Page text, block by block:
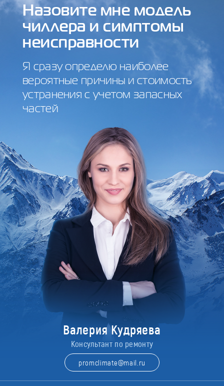
Назовите мне модель
чиллера и симптомы
неисправности
Я сразу определю наиболее
вероятные причины и стоимость
устранения с учетом запасных
частей
Валерия Кудряева
Консультант по ремонту
promclimate@mail.ru